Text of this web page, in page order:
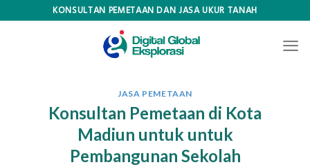
KONSULTAN PEMETAAN DAN JASA UKUR TANAH
JASA PEMETAAN
Konsultan Pemetaan di Kota
Madiun untuk untuk
Pembangunan Sekolah